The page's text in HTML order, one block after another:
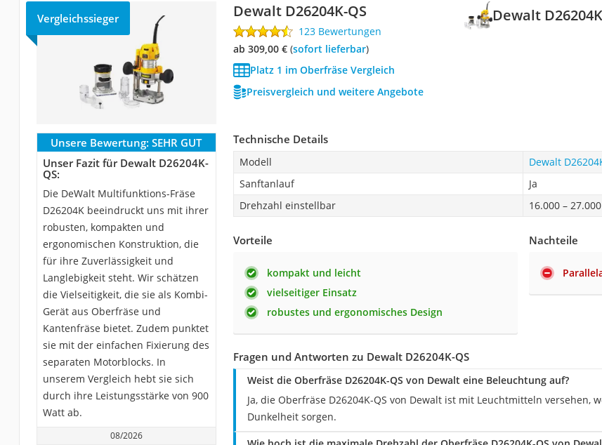
Dewalt
Vergleichssieger Dewalt D26204K-QS
123 Bewertungen
ab 309,00 €( Sofort lieferbar)
Platz 1 im Oberfräse Vergleich
Preisvergleich und weitere Angebote
Unsere Bewertung: SEHR GUT
Unser Fazit für Dewalt D26204K-
QS:
Die DeWalt Multifunktions-Fräse
D26204K beeindruckt uns mit ihrer
robusten, kompakten und
ergonomischen Konstruktion, die
für ihre Zuverlässigkeit und
Langlebigkeit steht. Wir schätzen
die Vielseitigkeit, die sie als Kombi-
Gerät aus Oberfräse und
Kantenfräse bietet. Zudem punktet
sie mit der einfachen Fixierung des
separaten Motorblocks. In
unserem Vergleich hebt sie sich
durch ihre Leistungsstärke von 900
Watt ab.
08/2026
Technische Details
Modell
Dewalt
Sanftanlauf
Ja
Drehzahl einstellbar
16.000 –
Vorteile
kompakt und leicht
vielseitiger Einsatz
robustes und ergonomisches Design
Nachteile
Fragen und Antworten zu Dewalt D26204K-QS
Weist die Oberfräse D26204K-QS von Dewalt eine Beleuchtung auf?
Ja, die Oberfräse D26204K-QS von Dewalt ist mit Leuchtmitteln versehen,
Dunkelheit sorgen.